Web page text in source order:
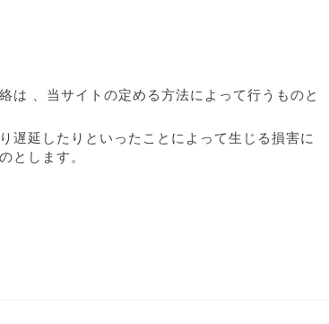
は 、当サイトの定める方法によって行うものと
遅延したりといったことによって生じる損害に
とします。